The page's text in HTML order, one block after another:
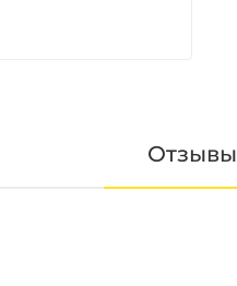
Отзывы